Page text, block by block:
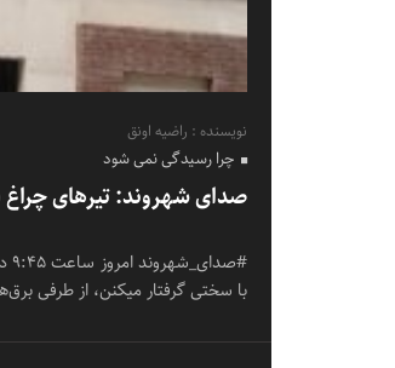
نویسنده : راضیه اونق
چرا رسیدگی نمی شود
صدای شهروند: تیرهای
با سختی گرفتار میکنن، از طرفی